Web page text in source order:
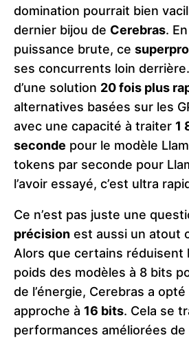
domination pourrait bien
dernier bijou de Cerebras.
puissance brute, ce
ses concurrents loin
d’une solution 20 fois plus
alternatives basées sur les
avec une capacité à traiter 1
seconde pour le modèle
tokens par seconde pour
l’avoir essayé, c’est ultra
Ce n’est pas juste une
précision est aussi un atout
Alors que certains réduisent
poids des modèles à 8 bits
de l’énergie, Cerebras a
approche à 16 bits. Cela se
performances améliorées de